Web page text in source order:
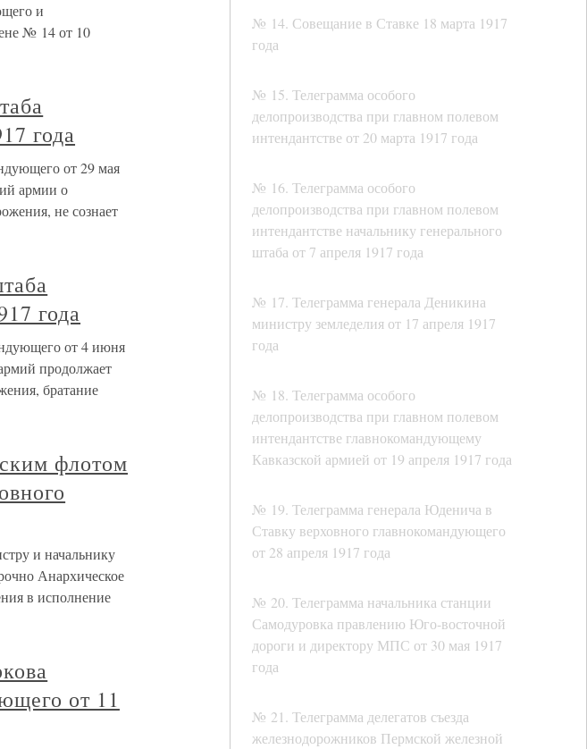
№ 14. Совещание в Ставке 18 марта 1917
года
№ 15. Телеграмма особого
делопроизводства при главном полевом
интендантстве от 20 марта 1917 года
№ 16. Телеграмма особого
делопроизводства при главном полевом
интендантстве начальнику генерального
штаба от 7 апреля 1917 года
№ 17. Телеграмма генерала Деникина
министру земледелия от 17 апреля 1917
года
№ 18. Телеграмма особого
делопроизводства при главном полевом
интендантстве главнокомандующему
Кавказской армией от 19 апреля 1917 года
№ 19. Телеграмма генерала Юденича в
Ставку верховного главнокомандующего
от 28 апреля 1917 года
№ 20. Телеграмма начальника станции
Самодуровка правлению Юго-восточной
дороги и директору МПС от 30 мая 1917
года
№ 21. Телеграмма делегатов съезда
железнодорожников Пермской железной
и
№ 14 от 10
года
от 29 мая
армии о
не сознает
года
от 4 июня
продолжает
братание
флотом
и начальнику
Анархическое
в исполнение
от 11